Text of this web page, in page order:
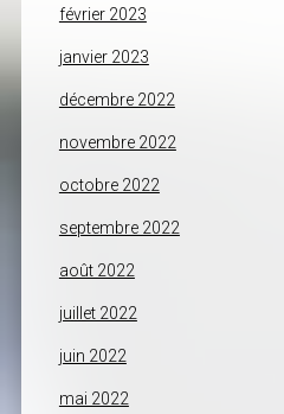
février 2023
janvier 2023
décembre 2022
novembre 2022
octobre 2022
septembre 2022
août 2022
juillet 2022
juin 2022
mai 2022